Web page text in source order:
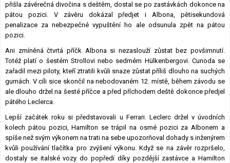
přišla závěrečná divočina s deštěm, dostal se po zastávkách dokonce na
pátou pozici. V závěru dokázal předjet i Albona, pětisekundová
penalizace za nebezpečné vypuštění ho ale odsunula zpět na pátou
pozici.
Ani zmíněná čtvrtá příčk Albona si nezaslouží zůstat bez povšimnutí.
Totéž platí o šestém Strollovi nebo sedmém Hülkenbergovi. Cunoda se
zařadil mezi piloty, kteří ztratili kvůli snaze zůstat příliš dlouho na suchých
gumách. V cíli sice skončil na nebodovaném 12. místě, během závodu se
ale dlouho držel na šesté příčce a před příchodem deště dokonce předjel
pátého Leclerca.
Lepší začátek roku si představovali u Ferrari. Leclerc držel v úvodních
kolech pátou pozici, Hamilton se trápil na osmé pozici za Albonem a
spíše než svým výkonem na trati na sebe upozorňoval dohady s inženýrem
kvůli používání tlačítka pro zvýšení výkonu. Když se na závěr rozpršelo,
dostaly se italské vozy do popředí díky pozdější zastávce a Hamilton